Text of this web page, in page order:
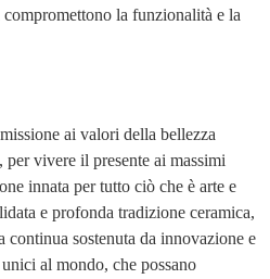
la funzionalità e la
ai valori della bellezza
per vivere il presente ai massimi
innata per tutto ciò che è arte e
e profonda tradizione ceramica,
continua sostenuta da innovazione e
al mondo, che possano